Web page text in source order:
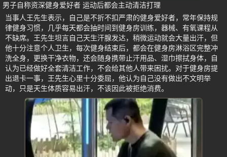
男子自称资深健身爱好者 运动后都会主动清洁打理
当事人王先生表示，自己是不折不扣严肃的健身爱好者，常年保持规
律健身习惯，几乎每天都会抽时间到健身房训练，器械、有氧课程从
不缺席。王先生坦言自己天生汗腺发达，稍微运动就会大量出汗，但
他十分注意个人卫生，每次健身结束后，都会在健身房淋浴区完整冲
洗全身，更换干净衣物，还会随身携带止汗用品、湿巾擦拭身体，自
认为已经做好全套清洁工作，不会给其他人带来困扰。对于健身房提
出退卡一事，王先生心里十分委屈，他认为自己没有做出不文明举
动，只是天生体质容易出汗，不该因此被拒绝消费。